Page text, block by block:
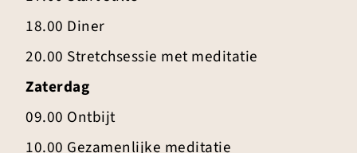
18.00 Diner
20.00 Stretchsessie met meditatie
Zaterdag
09.00 Ontbijt
10.00 Gezamenlijke meditatie